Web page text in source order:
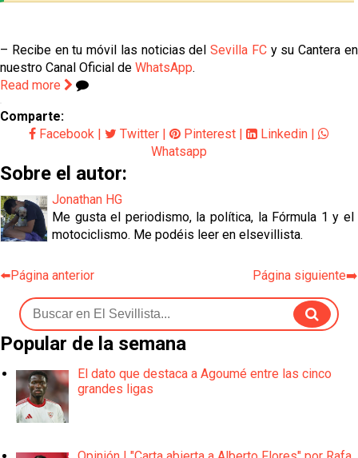
– Recibe en tu móvil las noticias delSevilla FCy su Cantera en
nuestro Canal Oficial de WhatsApp.
Read more
Comparte:
Facebook | Twitter | Pinterest | Linkedin |
Whatsapp
Sobre el autor:
Jonathan HG
Me gusta el periodismo, la política, la Fórmula 1 y el
motociclismo. Me podéis leer en elsevillista.
⬅️Página anterior Página siguiente➡️
Popular de la semana
El dato que destaca a Agoumé entre las cinco
grandes ligas